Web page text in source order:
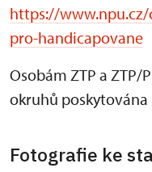
https://
pro-handicapovane
Osobám ZTP a
okruhů
Fotografie ke